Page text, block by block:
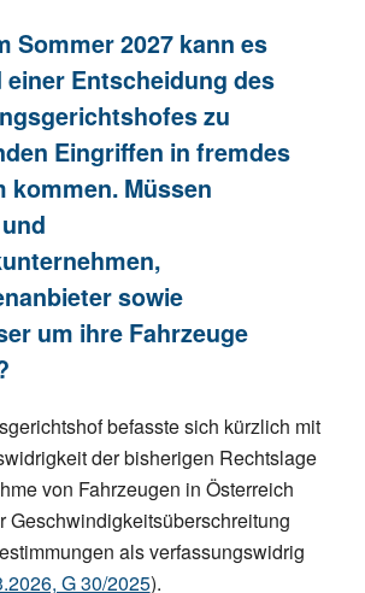
Sommer 2027 kann es
Entscheidung des
zu
Eingriffen in fremdes
kommen. Müssen
sowie
um ihre Fahrzeuge
befasste sich kürzlich mit
der bisherigen Rechtslage
von Fahrzeugen in Österreich
Geschwindigkeitsüberschreitung
als verfassungswidrig
G 30/2025).